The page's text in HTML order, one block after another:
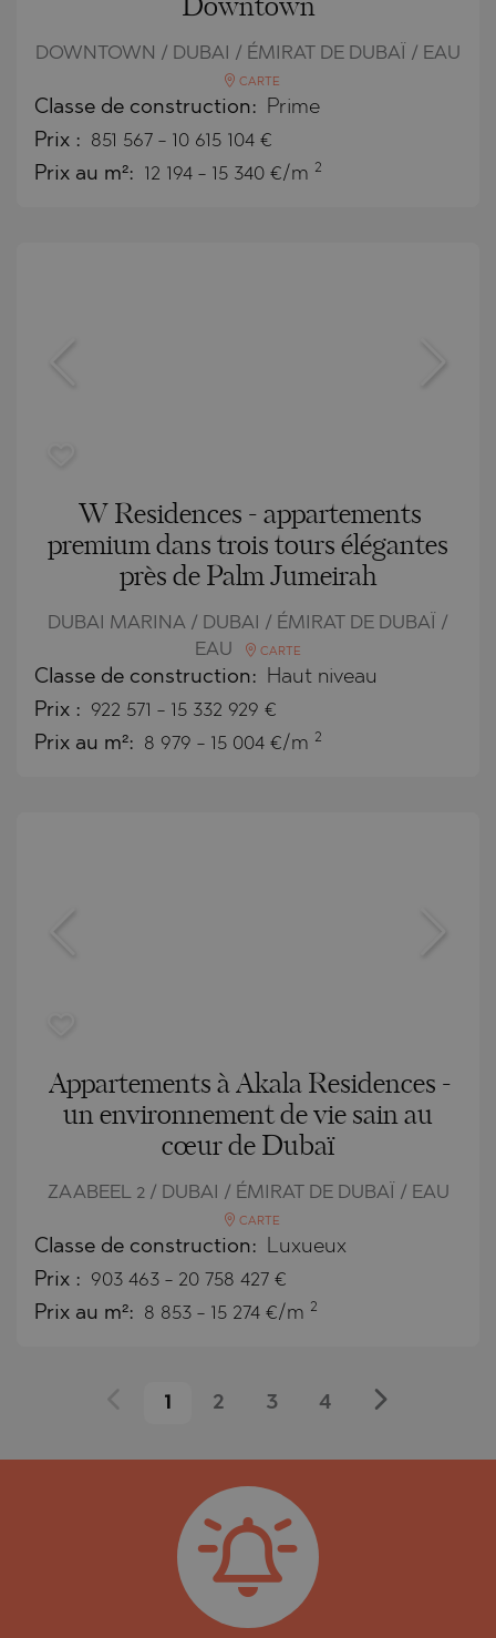
Downtown
DOWNTOWN / DUBAI / ÉMIRAT DE DUBAÏ / EAU
CARTE
Classe de construction: Prime
Prix : 851 567 - 10 615 104 €
Prix au m²: 12 194 - 15 340 €/m 2
W Residences - appartements
premium dans trois tours élégantes
près de Palm Jumeirah
DUBAI MARINA / DUBAI / ÉMIRAT DE DUBAÏ /
EAU
CARTE
Classe de construction: Haut niveau
Prix : 922 571 - 15 332 929 €
Prix au m²: 8 979 - 15 004 €/m 2
Appartements à Akala Residences -
un environnement de vie sain au
cœur de Dubaï
ZAABEEL 2 / DUBAI / ÉMIRAT DE DUBAÏ / EAU
CARTE
Classe de construction: Luxueux
Prix : 903 463 - 20 758 427 €
Prix au m²: 8 853 - 15 274 €/m 2
1 2 3 4